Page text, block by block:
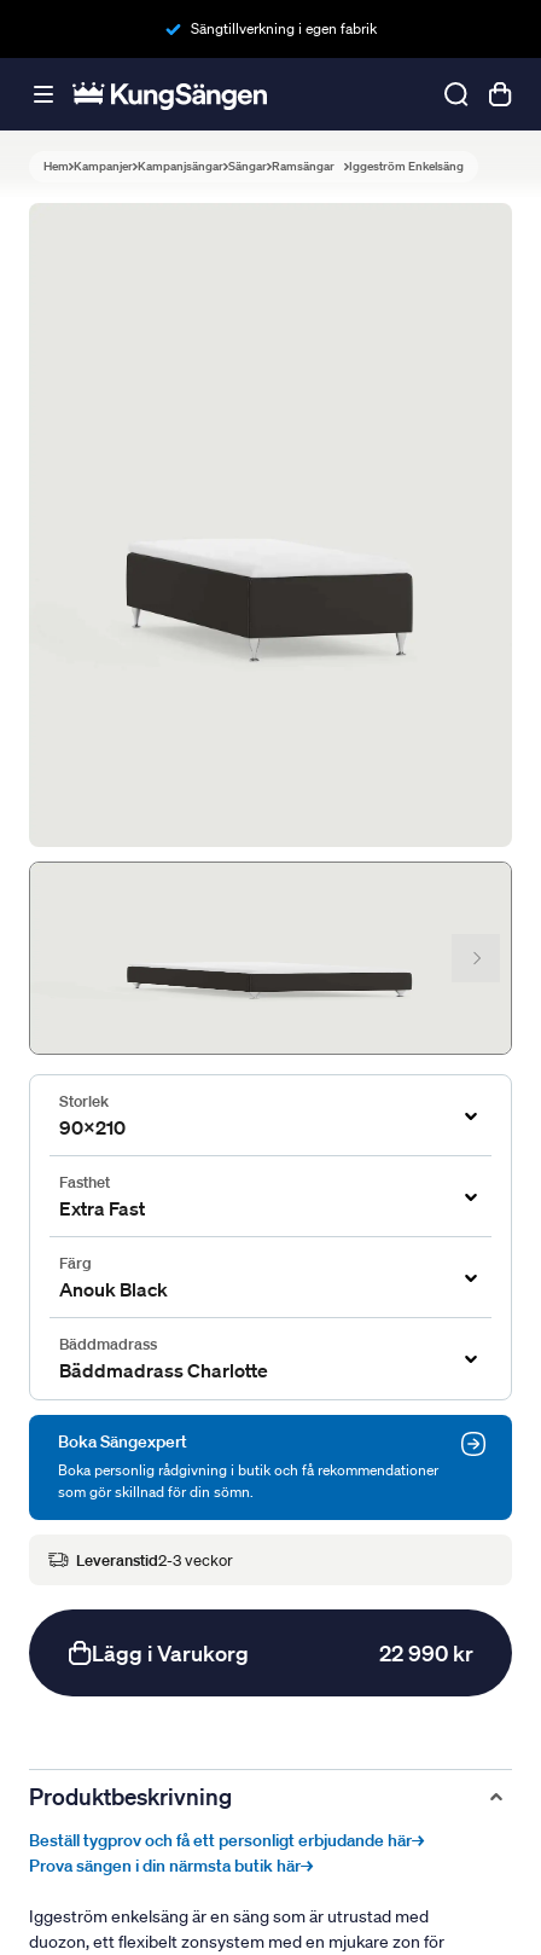
Sängtillverkning i egen fabrik
Hem Kampanjer Kampanjsängar Sängar Ramsängar Iggeström Enkelsäng
Storlek
90x210
Fasthet
Extra Fast
Färg
Anouk Black
Bäddmadrass
Bäddmadrass Charlotte
Boka Sängexpert
Boka personlig rådgivning i butik och få rekommendationer
som gör skillnad för din sömn.
Leveranstid2-3 veckor
Lägg i Varukorg 22 990 kr
Produktbeskrivning
Beställ tygprov och få ett personligt erbjudande här→
Prova sängen i din närmsta butik här→
Iggeström enkelsäng är en säng som är utrustad med
duozon, ett flexibelt zonsystem med en mjukare zon för